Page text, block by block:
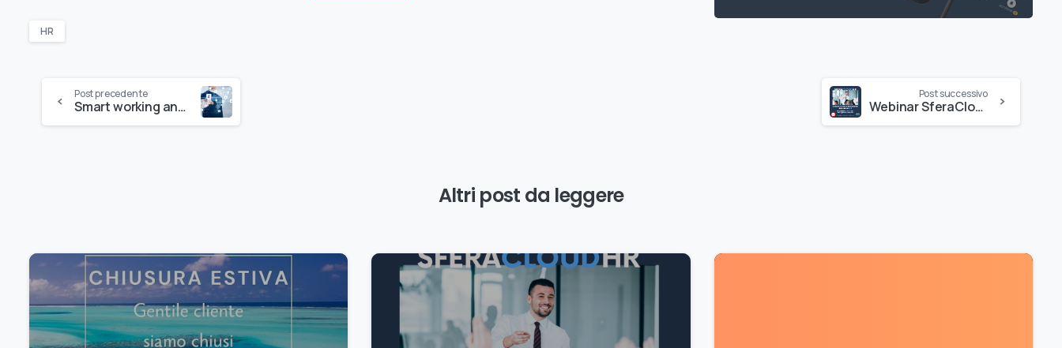
HR
Post precedente
Smart working ancora in crescita: i pilastri per renderlo efficiente per le imprese
Post successivo
Webinar SferaCloud HR
Altri post da leggere